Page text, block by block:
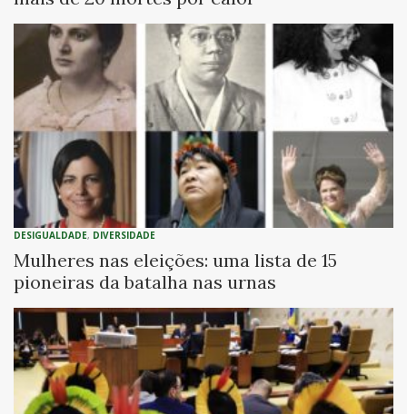
DESIGUALDADE, DIVERSIDADE
Mulheres nas eleições: uma lista de 15
pioneiras da batalha nas urnas